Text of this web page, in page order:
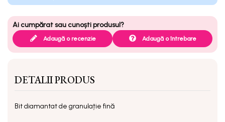
Adaugă o recenzie Adaugă o întrebare
DETALII PRODUS
Bit diamantat de granulație fină